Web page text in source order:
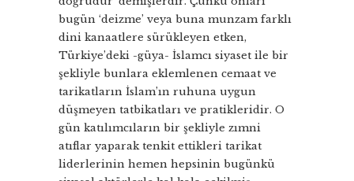
bugün ‘deizme’ veya buna munzam farklı
dini kanaatlere sürükleyen etken,
Türkiye’deki -güya- İslamcı siyaset ile bir
şekliyle bunlara eklemlenen cemaat ve
tarikatların İslam’ın ruhuna uygun
düşmeyen tatbikatları ve pratikleridir. O
gün katılımcıların bir şekliyle zımni
atıflar yaparak tenkit ettikleri tarikat
liderlerinin hemen hepsinin bugünkü